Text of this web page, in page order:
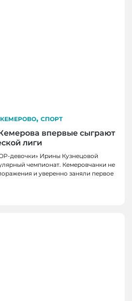
, СПОРТ
впервые сыграют
лиги
девочки» Ирины Кузнецовой
чемпионат. Кемеровчанки не
и уверенно заняли первое